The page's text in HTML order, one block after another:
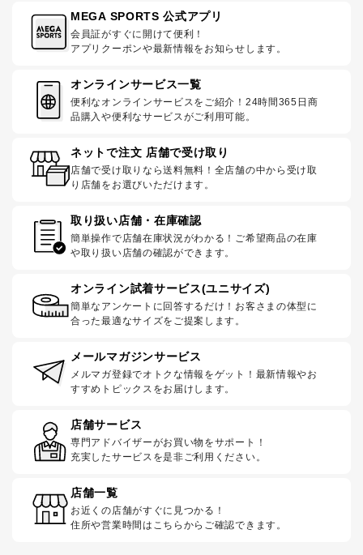
MEGA SPORTS 公式アプリ
会員証がすぐに開けて便利！
アプリクーポンや最新情報をお知らせします。
オンラインサービス一覧
便利なオンラインサービスをご紹介！24時間365日商
品購入や便利なサービスがご利用可能。
ネットで注文 店舗で受け取り
店舗で受け取りなら送料無料！全店舗の中から受け取
り店舗をお選びいただけます。
取り扱い店舗・在庫確認
簡単操作で店舗在庫状況がわかる！ご希望商品の在庫
や取り扱い店舗の確認ができます。
オンライン試着サービス(ユニサイズ)
簡単なアンケートに回答するだけ！お客さまの体型に
合った最適なサイズをご提案します。
メールマガジンサービス
メルマガ登録でオトクな情報をゲット！最新情報やお
すすめトピックスをお届けします。
店舗サービス
専門アドバイザーがお買い物をサポート！
充実したサービスを是非ご利用ください。
店舗一覧
お近くの店舗がすぐに見つかる！
住所や営業時間はこちらからご確認できます。